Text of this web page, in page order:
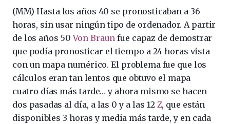
(MM) Hasta los años 40 se pronosticaban a 36
horas, sin usar ningún tipo de ordenador. A partir
de los años 50Von Braun fue capaz de demostrar
que podía pronosticar el tiempo a 24 horas vista
con un mapa numérico. El problema fue que los
cálculos eran tan lentos que obtuvo el mapa
cuatro días más tarde… y ahora mismo se hacen
dos pasadas al día, a las 0 y a las 12 Z, que están
disponibles 3 horas y media más tarde, y en cada